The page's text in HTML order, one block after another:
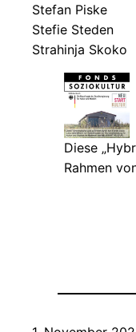
Stefan Piske
Stefie Steden
Strahinja Skoko
Diese
Rahmen